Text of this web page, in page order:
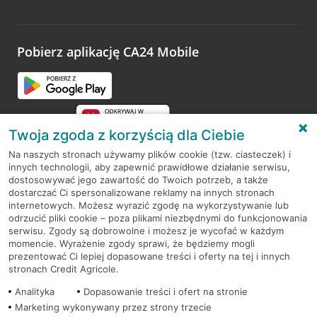
opinie.
Pobierz aplikację CA24 Mobile
RODO
Regulamin serwisu
Mapa serwisu
PolitykaCookies
Twoja zgoda z korzyścią dla Ciebie
Na naszych stronach używamy plików cookie (tzw. ciasteczek) i
innych technologii, aby zapewnić prawidłowe działanie serwisu,
dostosowywać jego zawartość do Twoich potrzeb, a także
dostarczać Ci spersonalizowane reklamy na innych stronach
internetowych. Możesz wyrazić zgodę na wykorzystywanie lub
odrzucić pliki cookie – poza plikami niezbędnymi do funkcjonowania
serwisu. Zgody są dobrowolne i możesz je wycofać w każdym
momencie. Wyrażenie zgody sprawi, że będziemy mogli
prezentować Ci lepiej dopasowane treści i oferty na tej i innych
stronach Credit Agricole.
Analityka
Dopasowanie treści i ofert na stronie
Marketing wykonywany przez strony trzecie